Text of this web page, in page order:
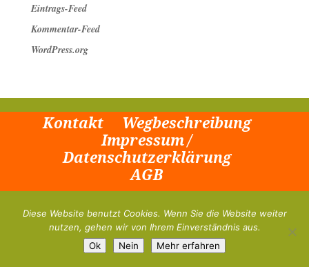
Eintrags-Feed
Kommentar-Feed
WordPress.org
Kontakt
Wegbeschreibung
Impressum /
Datenschutzerklärung
AGB
Diese Website benutzt Cookies. Wenn Sie die Website weiter
nutzen, gehen wir von Ihrem Einverständnis aus.
Ok
Nein Mehr erfahren